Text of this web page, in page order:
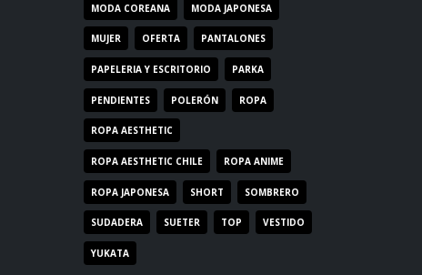
MODA COREANA MODA JAPONESA
MUJER OFERTA PANTALONES
PAPELERIA Y ESCRITORIO PARKA
PENDIENTES POLERÓN ROPA
ROPA AESTHETIC
ROPA AESTHETIC CHILE ROPA ANIME
ROPA JAPONESA SHORT SOMBRERO
SUDADERA SUETER TOP VESTIDO
YUKATA